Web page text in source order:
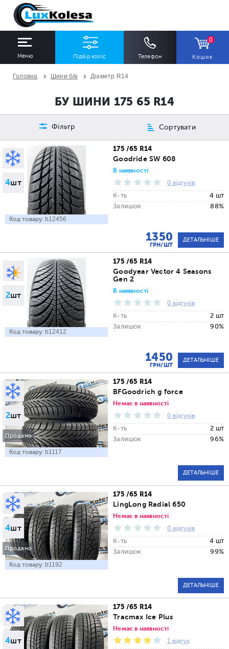
Меню Підбір коліс Телефон
0
Кошик
Всі Всі
Діаметр
Всі
Сезон
Всі
Кількість
Всі
ПІДІБРАТИ
Головна Шини б/в Діаметр R14
БУ ШИНИ 175 65 R14
Фільтр Сортувати
4шт
Код товару: b12456
175 /65 R14
Goodride SW 608
В наявності
0 відгуків
К-ть
4 шт
Залишок
88%
1350
ГРН/ШТ
ДЕТАЛЬНІШЕ
2шт
Код товару: b12412
175 /65 R14
Goodyear Vector 4 Seasons
Gen 2
В наявності
0 відгуків
К-ть
2 шт
Залишок
90%
1450
ГРН/ШТ
ДЕТАЛЬНІШЕ
2шт
Продано
Код товару: b1117
175 /65 R14
BFGoodrich g force
Немає в наявності
0 відгуків
К-ть
2 шт
Залишок
96%
ДЕТАЛЬНІШЕ
4шт
Продано
Код товару: b1192
175 /65 R14
LingLong Radial 650
Немає в наявності
0 відгуків
К-ть
4 шт
Залишок
99%
ДЕТАЛЬНІШЕ
4шт
175 /65 R14
Tracmax Ice Plus
Немає в наявності
1 відгук